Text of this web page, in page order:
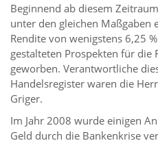
Beginnend ab diesem
unter den gleichen Maßgaben
Rendite von wenigstens 6,25
gestalteten Prospekten für die
geworben. Verantwortliche
Handelsregister waren die
Griger.
Im Jahr 2008 wurde einigen
Geld durch die Bankenkrise